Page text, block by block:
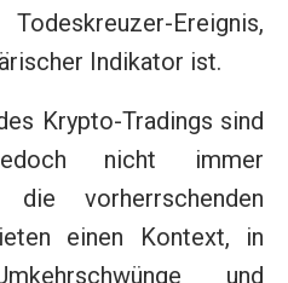
Ereignis,
Indikator ist.
Krypto-Tradings sind
nicht immer
die vorherrschenden
einen Kontext, in
und